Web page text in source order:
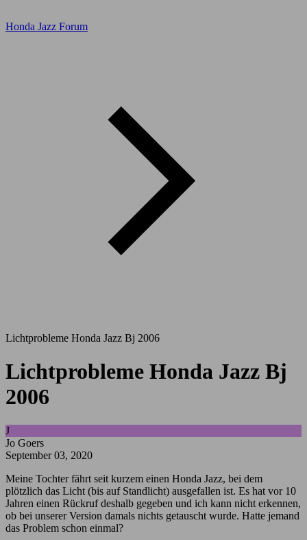
Honda Jazz Forum
Lichtprobleme Honda Jazz Bj 2006
Lichtprobleme Honda Jazz Bj
2006
J
Jo Goers
September 03, 2020
Meine Tochter fährt seit kurzem einen Honda Jazz, bei dem
plötzlich das Licht (bis auf Standlicht) ausgefallen ist. Es hat vor 10
Jahren einen Rückruf deshalb gegeben und ich kann nicht erkennen,
ob bei unserer Version damals nichts getauscht wurde. Hatte jemand
das Problem schon einmal?